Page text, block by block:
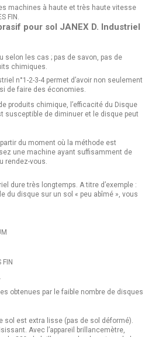
machines à haute et très haute vitesse
FIN.
pour sol JANEX D. Industriel
selon les cas ; pas de savon, pas de
chimiques.
n°1-2-3-4 permet d’avoir non seulement
de faire des économies.
produits chimique, l’efficacité du Disque
susceptible de diminuer et le disque peut
du moment où la méthode est
une machine ayant suffisamment de
rendez-vous.
dure très longtemps. A titre d’exemple :
du disque sur un sol « peu abîmé », vous
obtenues par le faible nombre de disques
sol est extra lisse (pas de sol déformé).
Avec l’appareil brillancemètre,